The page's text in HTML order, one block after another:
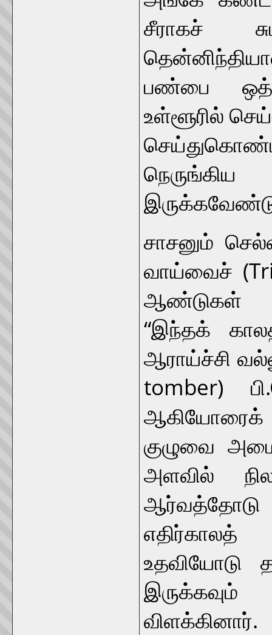
சீராகச்
பண்பை
உள்ளூரில்
சாசனும்
வாய்வைச்
ஆண்டுகள்
“இந்தக்
ஆராய்ச்சி
tomber)
குழுவை
அளவில்
ஆர்வத்தோடு
உதவியோடு
இருக்கவும்
விளக்கினார்.